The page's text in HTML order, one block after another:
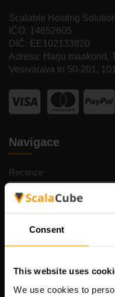
Consent
This website uses
We use cookies to
Scalable Hosting
IČO: 14652605
DIČ: EE102133820
Adresa: Harju maakond,
Vesivärava tn 50-201,
Navigace
Recenze
Zásady ochrany osobních
Kontrolní panel
Podpora